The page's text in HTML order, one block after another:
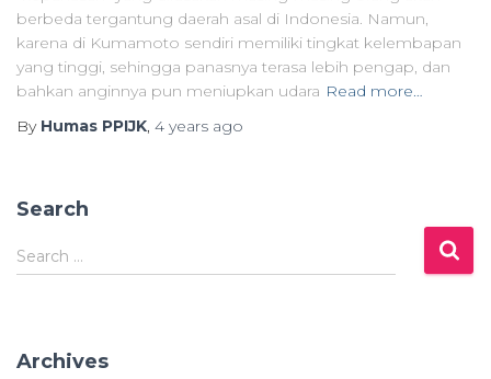
berbeda tergantung daerah asal di Indonesia. Namun,
karena di Kumamoto sendiri memiliki tingkat kelembapan
yang tinggi, sehingga panasnya terasa lebih pengap, dan
bahkan anginnya pun meniupkan udara Read more…
By Humas PPIJK, 4 years ago
Search
S
e
h
Search …
Archives